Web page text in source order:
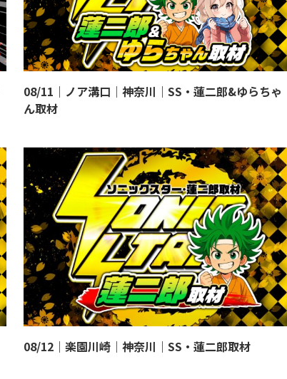
08/11｜ノア溝口｜神奈川｜SS・蓮二郎&ゆらちゃ
ん取材
08/12｜楽園川崎｜神奈川｜SS・蓮二郎取材